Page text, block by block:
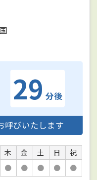
29 分後
呼びいたします
木 金 土 日
祝
● ● ● ●
●